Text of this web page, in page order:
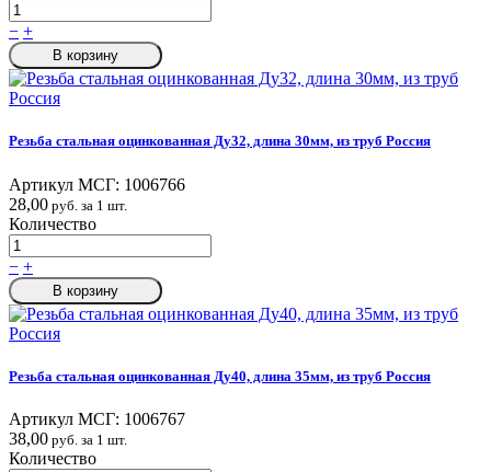
− +
В корзину
Резьба стальная оцинкованная Ду32, длина 30мм, из труб Россия
Артикул МСГ: 1006766
28,00 руб. за 1 шт.
Количество
− +
В корзину
Резьба стальная оцинкованная Ду40, длина 35мм, из труб Россия
Артикул МСГ: 1006767
38,00 руб. за 1 шт.
Количество